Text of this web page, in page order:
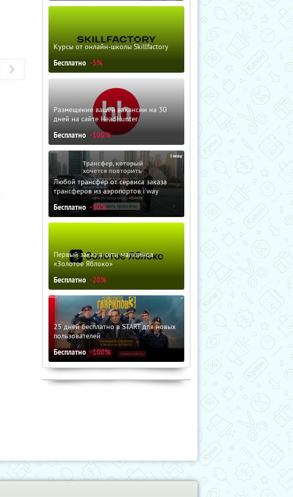
Курсы от онлайн-школы Skillfactory
Бесплатно -5%
Размещение вашей вакансии на 30
дней на сайте HeadHunter
Бесплатно -100%
Любой трансфер от сервиса заказа
трансферов из аэропортов i'way
Бесплатно -10%
Первый заказ в сети магазинов
«Золотое Яблоко»
Бесплатно -20%
25 дней бесплатно в START для новых
пользователей
Бесплатно -100%